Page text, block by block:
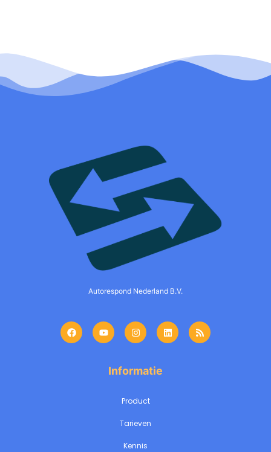
Autorespond Nederland B.V.
Informatie
Product
Tarieven
Kennis